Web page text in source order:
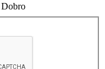
Dobro